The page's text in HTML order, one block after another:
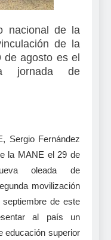
nacional de la
de la
de agosto es el
jornada de
Sergio Fernández
la MANE el 29 de
oleada de
movilización
de este
al país un
educación superior